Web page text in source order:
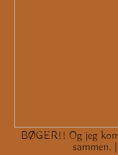
BØGER!! Og jeg
sammen.